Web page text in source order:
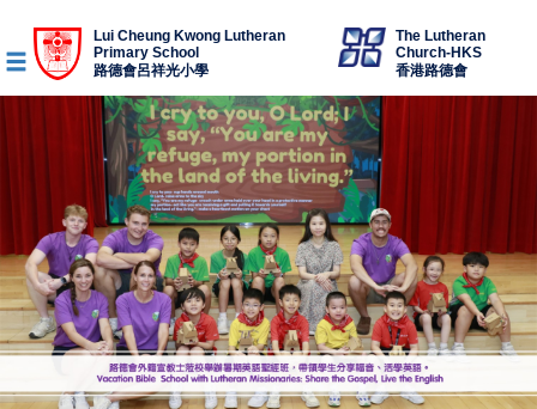
Lui Cheung Kwong Lutheran
Primary School
路德會呂祥光小學
The Lutheran
Church-HKS
香港路德會